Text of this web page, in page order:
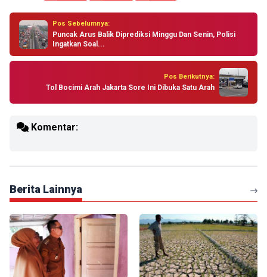
Pos Sebelumnya:
Puncak Arus Balik Diprediksi Minggu Dan Senin, Polisi
Ingatkan Soal...
Pos Berikutnya:
Tol Bocimi Arah Jakarta Sore Ini Dibuka Satu Arah
Komentar:
Berita Lainnya